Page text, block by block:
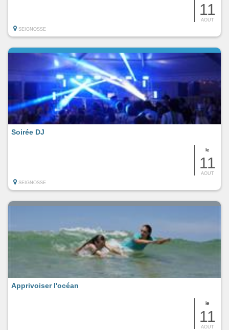
11
AOUT
SEIGNOSSE
le
11
AOUT
Soirée DJ
SEIGNOSSE
le
11
AOUT
Apprivoiser l'océan